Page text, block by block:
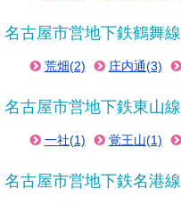
名古屋市営地下鉄鶴舞線
荒畑(2) 庄内通(3)
名古屋市営地下鉄東山線
一社(1) 覚王山(1)
名古屋市営地下鉄名港線